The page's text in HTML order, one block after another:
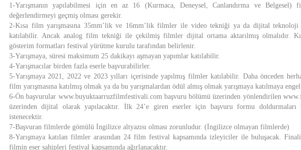
1-Yarışmanın yapılabilmesi için en az 16 (Kurmaca, Deneysel, Canlandırma ve Belgesel)
değerlendirmeyi geçmiş olması gerekir.
2-Kısa film yarışmasına 35mm’lik ve 16mm’lik filmler ile video tekniği ya da dijital teknoloji
katılabilir. Ancak analog film tekniği ile çekilmiş filmler dijital ortama aktarılmış olmalıdır.
gösterim formatları festival yürütme kurulu tarafından belirlenir.
3-Yarışmaya, süresi maksimum 25 dakikayı aşmayan yapımlar katılabilir.
4-Yarışmacılar birden fazla eserle başvurabilirler.
5-Yarışmaya 2021, 2022 ve 2023 yılları içerisinde yapılmış filmler katılabilir. Daha önceden
film yarışmasına katılmış olmak ya da bu yarışmalardan ödül almış olmak yarışmaya katılmaya
6-Ön başvurular www.buyuktaarruzfilmfestivali.com başvuru bölümü üzerinden yönlendirilen
üzerinden dijital olarak yapılacaktır. İlk 24’e giren eserler için başvuru formu doldurmaları
istenecektir.
7-Başvuran filmlerde gömülü İngilizce altyazısı olması zorunludur. (İngilizce olmayan filmlerde)
8-Yarışmaya katılan filmler arasından 24 film festival kapsamında izleyiciler ile buluşacak.
filmin eser sahipleri festival kapsamında ağırlanacaktır.